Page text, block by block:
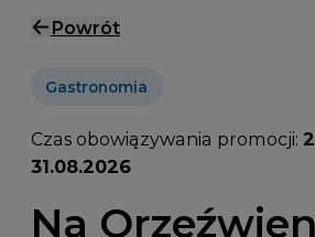
Powrót
Gastronomia
Czas obowiązywania promocji:
31.08.2026
Na